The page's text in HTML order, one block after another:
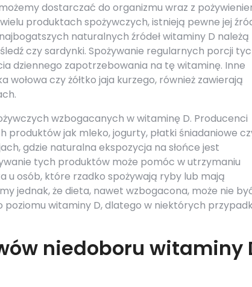
dostarczać do organizmu wraz z
produktach spożywczych, istnieją pewne jej
naturalnych źródeł witaminy D należą
czy sardynki. Spożywanie regularnych porcji
dziennego zapotrzebowania na tę witaminę. Inne
czy żółtko jaja kurzego, również zawierają
wzbogacanych w witaminę D. Producenci
jak mleko, jogurty, płatki śniadaniowe
gdzie naturalna ekspozycja na słońce jest
tych produktów może pomóc w utrzymaniu
u osób, które rzadko spożywają ryby lub mają
jednak, że dieta, nawet wzbogacona, może nie
witaminy D, dlatego w niektórych
niedoboru witaminy